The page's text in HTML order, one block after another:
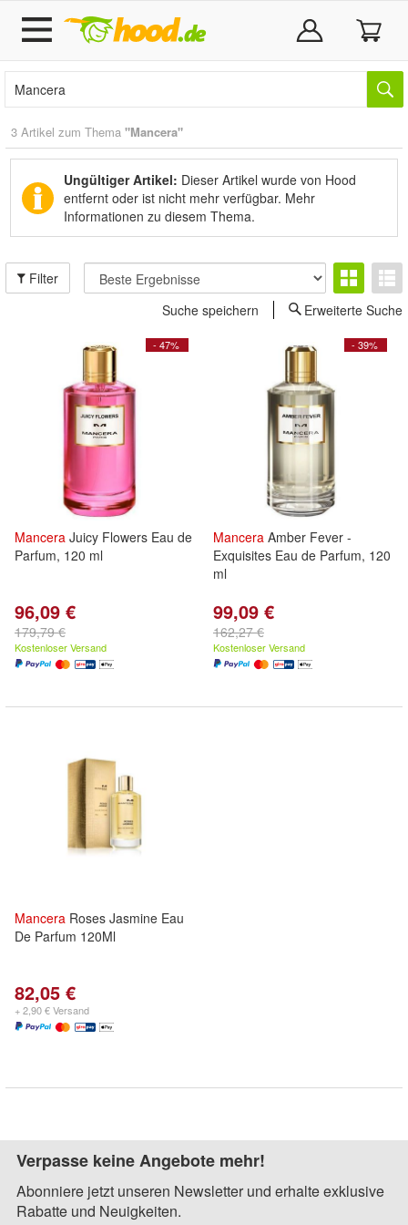
3 Artikel zum Thema "Mancera"
Ungültiger Artikel: Dieser Artikel wurde von Hood
entfernt oder ist nicht mehr verfügbar. Mehr
Informationen zu diesem Thema.
Filter
Suche speichern
Erweiterte Suche
- 47%
Mancera Juicy Flowers Eau de
Parfum, 120 ml
96,09 €
179,79 €
Kostenloser Versand
- 39%
Mancera Amber Fever -
Exquisites Eau de Parfum, 120
ml
99,09 €
162,27 €
Kostenloser Versand
Mancera Roses Jasmine Eau
De Parfum 120Ml
82,05 €
+ 2,90 € Versand
Verpasse keine Angebote mehr!
Abonniere jetzt unseren Newsletter und erhalte exklusive
Rabatte und Neuigkeiten.